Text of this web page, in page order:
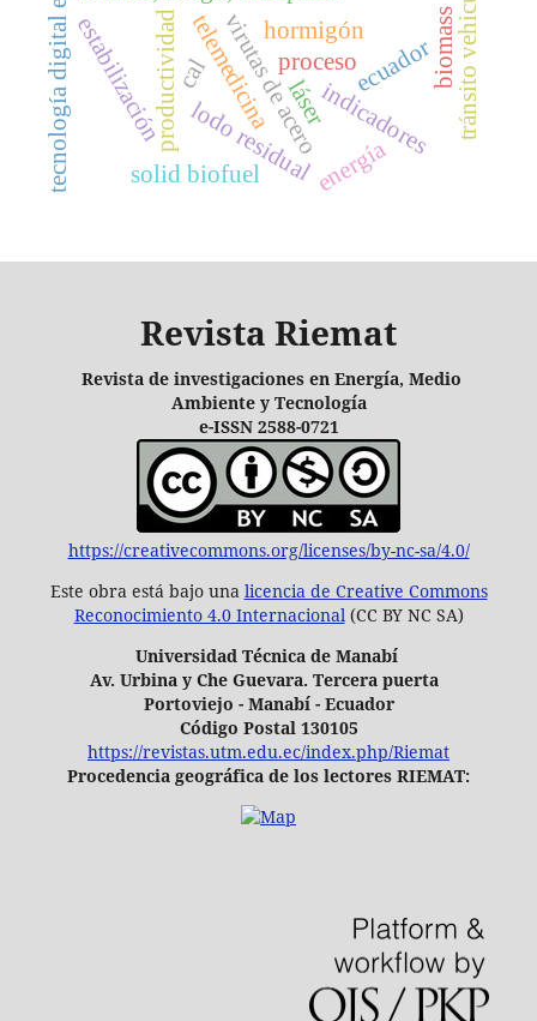
hormigón
virutas de acero
productividad proceso
indicadores
telemedicina
tecnología digital en salud ecuador
lodo residual
estabilizacióncal
láser
biomass
solid biofuel
tránsito vehicular
energía
Revista Riemat
Revista de investigaciones en Energía, Medio
Ambiente y Tecnología
e-ISSN 2588-0721
https://creativecommons.org/licenses/by-nc-sa/4.0/
Este obra está bajo una licencia de Creative Commons
Reconocimiento 4.0 Internacional (CC BY NC SA)
Universidad Técnica de Manabí
Av. Urbina y Che Guevara. Tercera puerta
Portoviejo - Manabí - Ecuador
Código Postal 130105
https://revistas.utm.edu.ec/index.php/Riemat
Procedencia geográfica de los lectores RIEMAT: